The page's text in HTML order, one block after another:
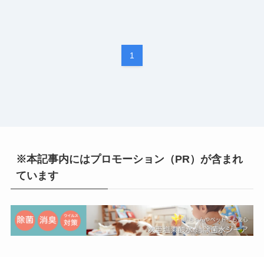
1
※本記事内にはプロモーション（PR）が含まれ
ています